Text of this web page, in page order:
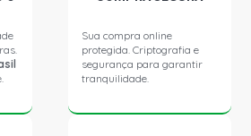
Sua compra online
protegida. Criptografia e
segurança para garantir
tranquilidade.